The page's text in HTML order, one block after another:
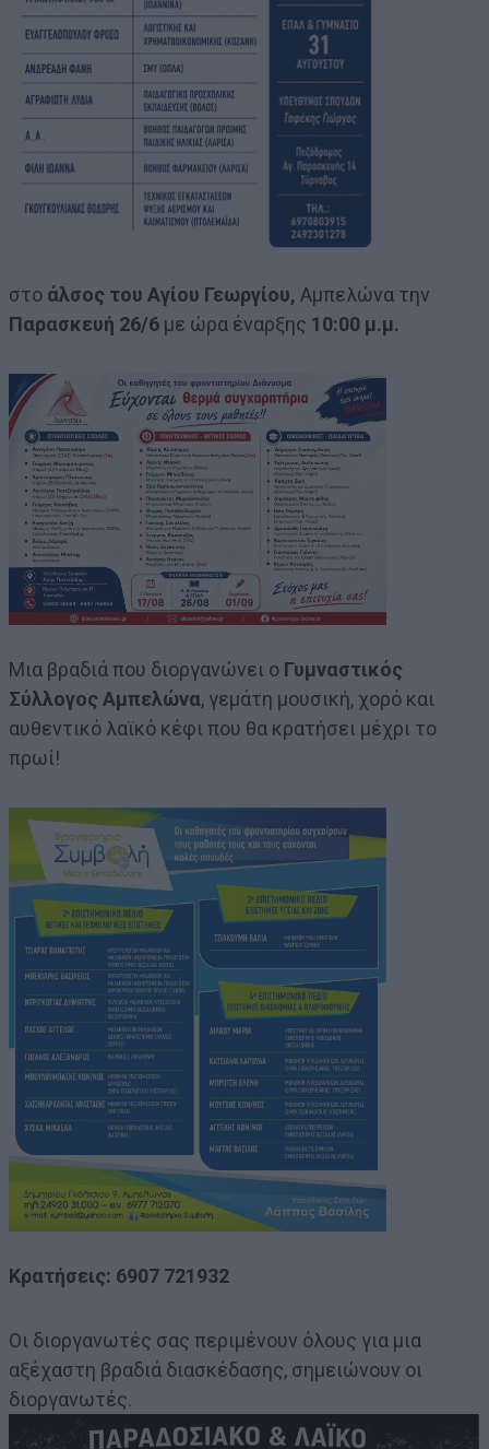
στο άλσος του Αγίου Γεωργίου, Αμπελώνα την
Παρασκευή 26/6 με ώρα έναρξης 10:00 μ.μ.
Μια βραδιά που διοργανώνει ο Γυμναστικός
Σύλλογος Αμπελώνα, γεμάτη μουσική, χορό και
αυθεντικό λαϊκό κέφι που θα κρατήσει μέχρι το
πρωί!
Κρατήσεις: 6907 721932
Οι διοργανωτές σας περιμένουν όλους για μια
αξέχαστη βραδιά διασκέδασης, σημειώνουν οι
διοργανωτές.